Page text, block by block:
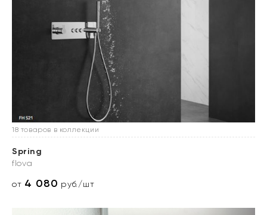
18 товаров в коллекции
Spring
flova
от 4 080 руб./шт